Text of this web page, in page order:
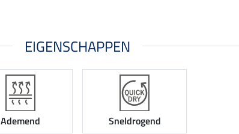
EIGENSCHAPPEN
Ademend Sneldrogend